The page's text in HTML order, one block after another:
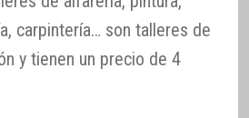
carpintería… son talleres de
y tienen un precio de 4